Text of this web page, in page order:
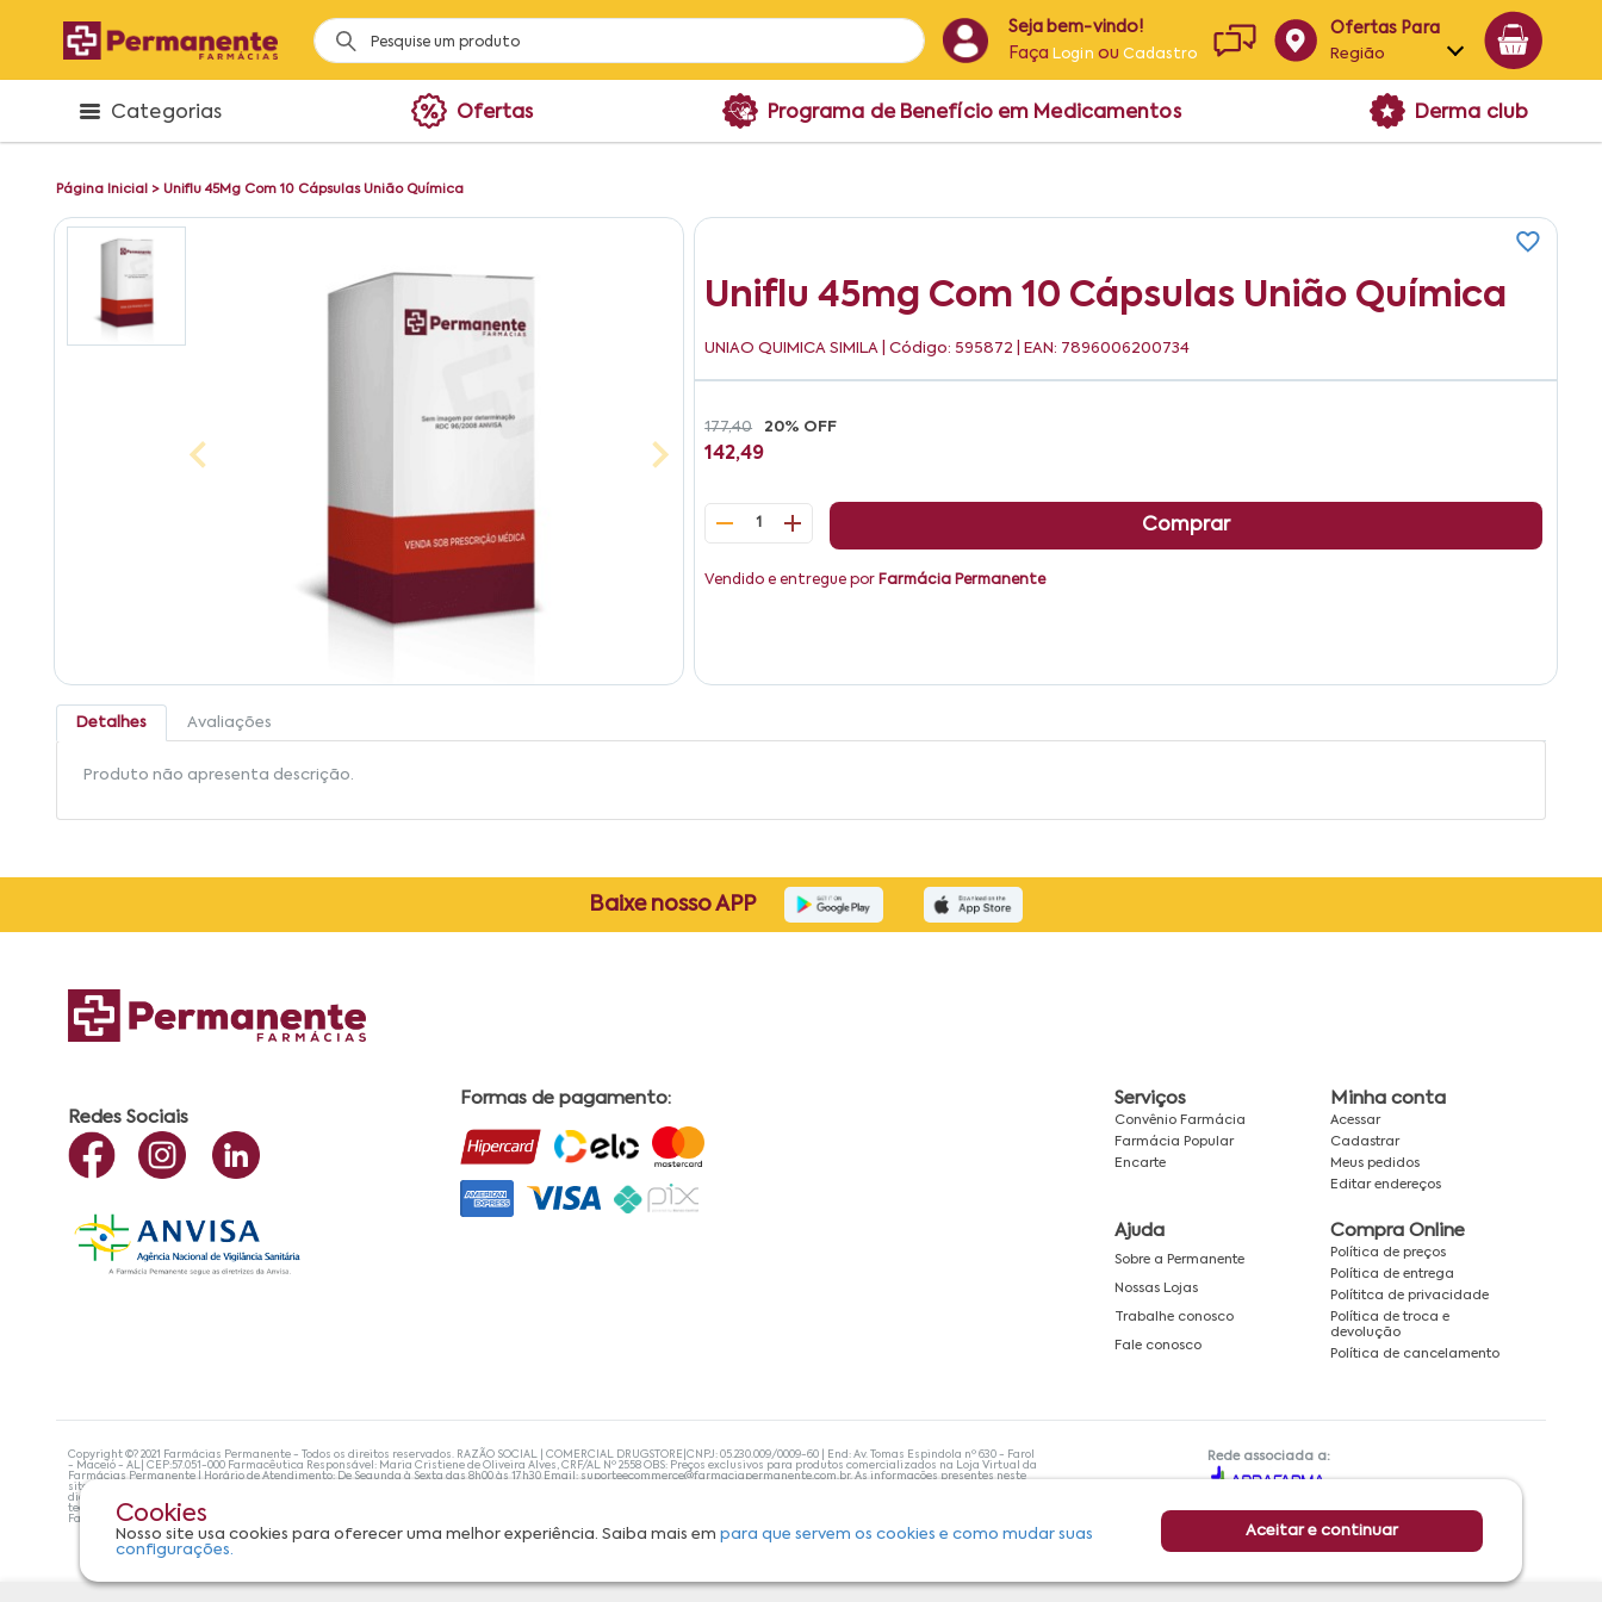
Seja bem-vindo!
Faça Login ouCadastro
Ofertas Para
Região
Alagoas
Categorias Ofertas Programa de Benefício em Medicamentos Derma club
Página Inicial > Uniflu 45Mg Com 10 Cápsulas União Química
Uniflu 45mg Com 10 Cápsulas União Química
UNIAO QUIMICA SIMILA | Código: 595872 | EAN: 7896006200734
177,40 20% OFF
142,49
1 Comprar
Vendido e entregue por Farmácia Permanente
Detalhes Avaliações
Produto não apresenta descrição.
Cookies
Nosso site usa cookies para oferecer uma melhor experiência. Saiba mais empara que servem os cookies e como mudar suas
configurações.
Aceitar e continuar
Baixe nosso APP
Redes Sociais
Formas de pagamento: Serviços
Convênio Farmácia
Farmácia Popular
Encarte
Minha conta
Acessar
Cadastrar
Meus pedidos
Editar endereços
Ajuda
Sobre a Permanente
Nossas Lojas
Trabalhe conosco
Fale conosco
Compra Online
Política de preços
Política de entrega
Polítitca de privacidade
Política de troca e
devolução
Política de cancelamento
Copyright ©? 2021 Farmácias Permanente - Todos os direitos reservados. RAZÃO SOCIAL | COMERCIAL DRUGSTORE|CNPJ: 05.230.009/0009-60 | End: Av. Tomas Espindola nº 630 - Farol
- Maceió - AL| CEP:57.051-000 Farmacêutica Responsável: Maria Cristiene de Oliveira Alves, CRF/AL Nº 2558 OBS: Preços exclusivos para produtos comercializados na Loja Virtual da
Farmácias Permanente | Horário de Atendimento: De Segunda à Sexta das 8h00 às 17h30 Email: suporteecommerce@farmaciapermanente.com.br. As informações presentes neste
site não devem ser utilizadas para automedicação e, de forma alguma, substituem as orientações de um profissional da área médica. Apenas o médico está capacitado para
diagnosticar problemas de saúde e prescrever o tratamento adequado. Se os sintomas persistirem, um médico deve ser consultado. A Farmácia Permanente trabalha com as
tecnologias mais avançadas de proteção de dados, para que você possa realizar suas compras com tranquilidade. A privacidade e a segurança dos clientes são compromissos da
Farmácias Permanente. Todos os pedidos efetuados estão sujeitos à confirmação da disponibilidade de produto em nosso estoque.
Rede associada a: